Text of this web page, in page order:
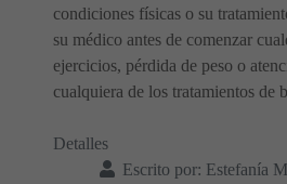
condiciones físicas o su
su médico antes de comenzar
ejercicios, pérdida de peso o
cualquiera de los tratamientos de
Detalles
Escrito por: Estefanía